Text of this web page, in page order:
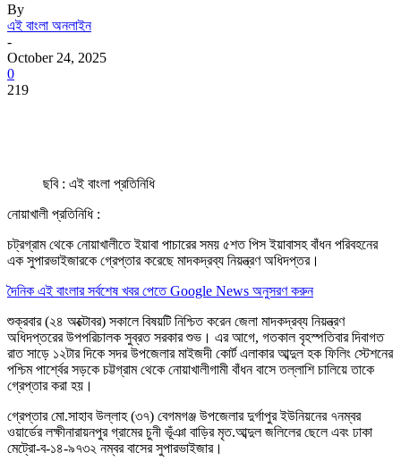
By
এই বাংলা অনলাইন
-
October 24, 2025
0
219
ছবি : এই বাংলা প্রতিনিধি
নোয়াখালী প্রতিনিধি :
চট্রগ্রাম থেকে নোয়াখালীতে ইয়াবা পাচারের সময় ৫শত পিস ইয়াবাসহ বাঁধন পরিবহনের
এক সুপারভাইজারকে গ্রেপ্তার করেছে মাদকদ্রব্য নিয়ন্ত্রণ অধিদপ্তর।
দৈনিক এই বাংলার সর্বশেষ খবর পেতে Google News অনুসরণ করুন
শুক্রবার (২৪ অক্টোবর) সকালে বিষয়টি নিশ্চিত করেন জেলা মাদকদ্রব্য নিয়ন্ত্রণ
অধিদপ্তরের উপপরিচালক সুব্রত সরকার শুভ। এর আগে, গতকাল বৃহস্পতিবার দিবাগত
রাত সাড়ে ১২টার দিকে সদর উপজেলার মাইজদী কোর্ট এলাকার আব্দুল হক ফিলিং স্টেশনের
পশ্চিম পার্শ্বের সড়কে চট্টগ্রাম থেকে নোয়াখালীগামী বাঁধন বাসে তল্লাশি চালিয়ে তাকে
গ্রেপ্তার করা হয়।
গ্রেপ্তার মো.সাহাব উল্লাহ (৩৭) বেগমগঞ্জ উপজেলার দুর্গাপুর ইউনিয়নের ৭নম্বর
ওয়ার্ডের লক্ষীনারায়নপুর গ্রামের চুনী ভূঁঞা বাড়ির মৃত.আব্দুল জলিলের ছেলে এবং ঢাকা
মেট্রো-ব-১৪-৯৭৩২ নম্বর বাসের সুপারভাইজার।